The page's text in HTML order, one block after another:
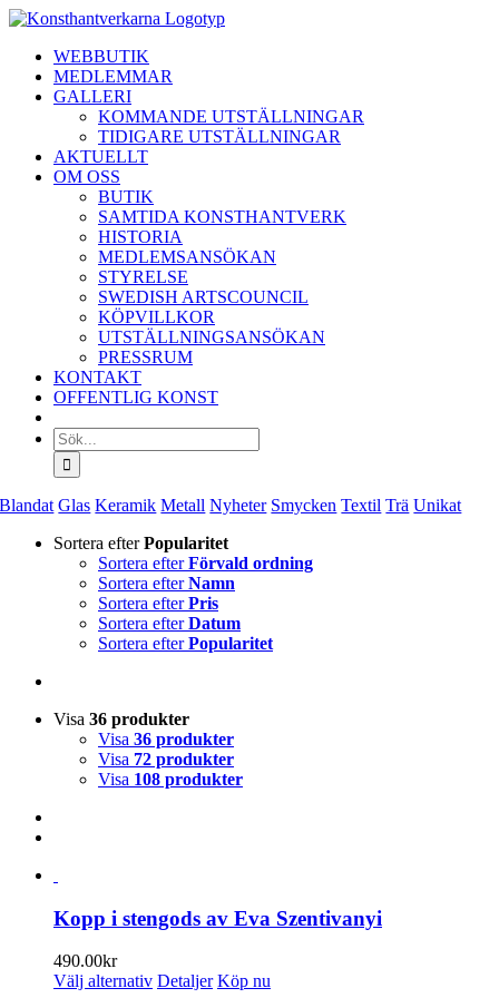
Fortsätt
innehålletWEBBUTIK
MEDLEMMAR
GALLERI
KOMMANDE UTSTÄLLNINGAR
TIDIGARE UTSTÄLLNINGAR
AKTUELLT
OM OSS
BUTIK
SAMTIDA KONSTHANTVERK
HISTORIA
MEDLEMSANSÖKAN
STYRELSE
SWEDISH ARTSCOUNCIL
KÖPVILLKOR
UTSTÄLLNINGSANSÖKAN
PRESSRUM
KONTAKT
OFFENTLIG KONST
Sök
efter:
Blandat Glas Keramik Metall Nyheter Smycken Textil Trä Unikat
Sortera efterPopularitet
Sortera efterFörvald ordning
Sortera efterNamn
Sortera efterPris
Sortera efterDatum
Sortera efterPopularitet
Visa 36 produkter
Visa 36 produkter
Visa 72 produkter
Visa 108 produkter
Kopp i stengods av Eva Szentivanyi
490.00kr
Välj alternativ Den
Detaljer Köp nu